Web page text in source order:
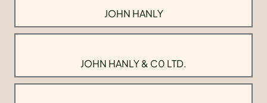
JOHN HANLY
JOHN HANLY & C0 LTD.